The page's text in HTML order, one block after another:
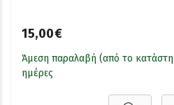
15,00€
Άμεση παραλαβή (από το
ημέρες